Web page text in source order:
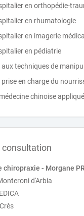
en orthopédie-
en rhumatologie
en imagerie
en pédiatrie
techniques de
en charge du
chinoise
consultation
chiropraxie - Morgane
d'Arbia